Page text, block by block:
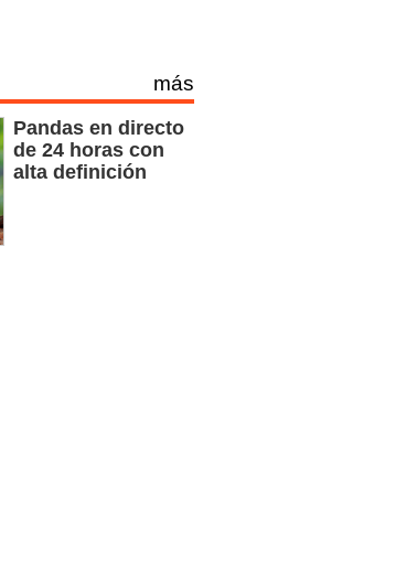
más
Pandas en directo
de 24 horas con
alta definición